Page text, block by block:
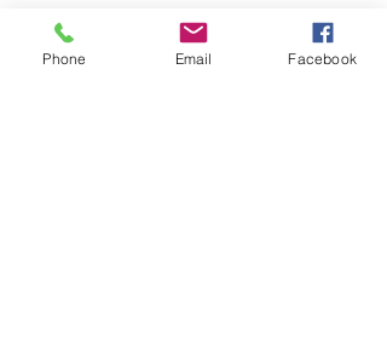
Aantal
Phone Email Facebook